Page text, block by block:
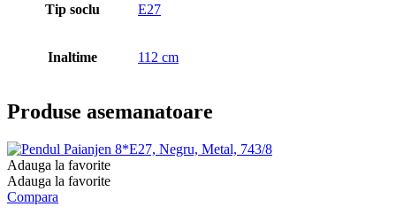
Tip soclu E27
Inaltime 112 cm
Produse asemanatoare
Adauga la favorite
Adauga la favorite
Compara